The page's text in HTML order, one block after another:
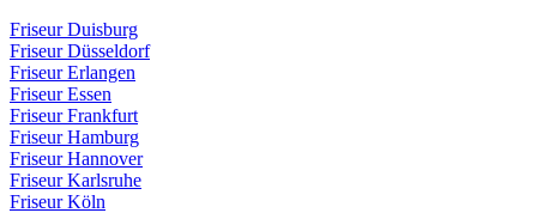
Friseur Duisburg
Friseur Düsseldorf
Friseur Erlangen
Friseur Essen
Friseur Frankfurt
Friseur Hamburg
Friseur Hannover
Friseur Karlsruhe
Friseur Köln